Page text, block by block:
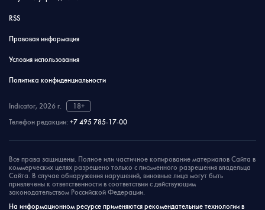
RSS
Правовая информация
Условия использования
Политика конфиденциальности
Indicator, 2026 г.
18+
Телефон редакции: +7 495 785-17-00
Все права защищены. Полное или частичное копирование материалов Сайта в
коммерческих целях разрешено только с письменного разрешения владельца
Сайта. В случае обнаружения нарушений, виновные лица могут быть
привлечены к ответственности в соответствии с действующим
законодательством Российской Федерации.
На информационном ресурсе применяются рекомендательные технологии в